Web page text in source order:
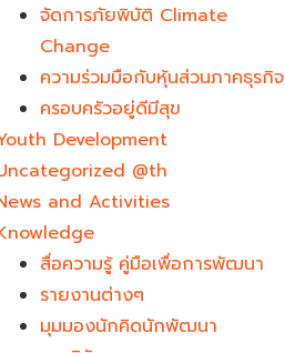
จัดการภัยพิบัติ Climate
Change
ความร่วมมือกับหุ้นส่วนภาคธุรกิจ
ครอบครัวอยู่ดีมีสุข
Development​
@th
and Activities
สื่อความรู้ คู่มือเพื่อการพัฒนา
รายงานต่างๆ
มุมมองนักคิดนักพัฒนา